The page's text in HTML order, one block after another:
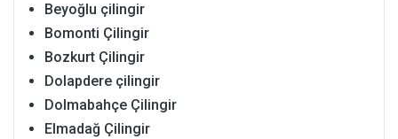
Beyoğlu çilingir
Bomonti Çilingir
Bozkurt Çilingir
Dolapdere çilingir
Dolmabahçe Çilingir
Elmadağ Çilingir